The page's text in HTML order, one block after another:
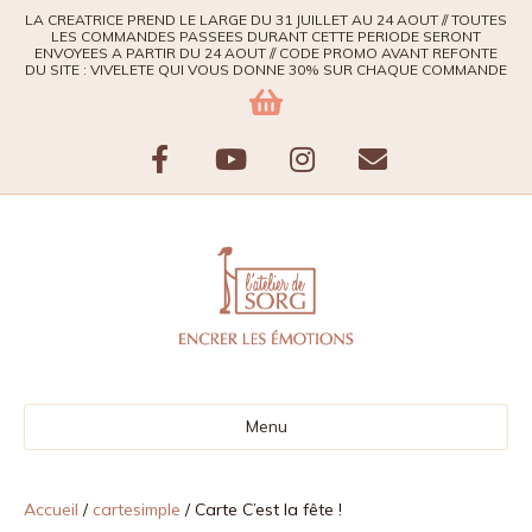
LA CREATRICE PREND LE LARGE DU 31 JUILLET AU 24 AOUT // TOUTES
LES COMMANDES PASSEES DURANT CETTE PERIODE SERONT
ENVOYEES A PARTIR DU 24 AOUT // CODE PROMO AVANT REFONTE
DU SITE : VIVELETE QUI VOUS DONNE 30% SUR CHAQUE COMMANDE
F
o
o
Y
u
t
b
e
I
s
t
g
r
E
Menu
Accueil / cartesimple / Carte C’est la fête !